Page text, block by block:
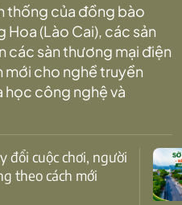
thống của đồng bào
(Lào Cai), các sản
các sàn thương mại điện
mới cho nghề truyền
học công nghệ và
theo cách mới